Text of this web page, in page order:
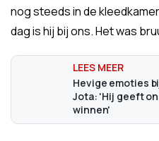
nog steeds in de
dag is hij bij ons. Het was
Hevige emoties
Jota: 'Hij geeft
winnen'